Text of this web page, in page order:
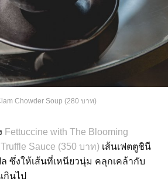
Chowder Soup (280 บาท)
Fettuccine with The Blooming
Sauce (350 บาท) เส้นเฟตตูชินี
ซึ่งให้เส้นที่เหนียวนุ่ม คลุกเคล้ากับ
กินไป